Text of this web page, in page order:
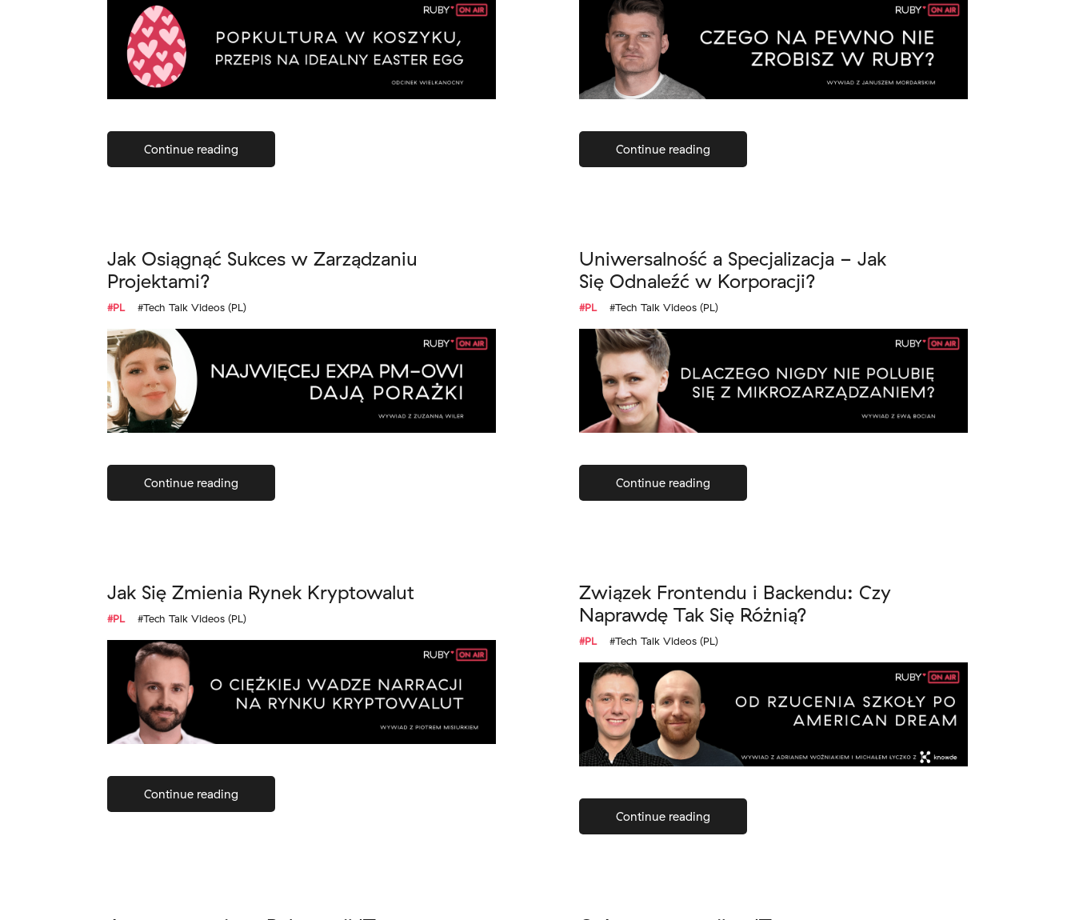
Continue reading Continue reading
Jak Osiągnąć Sukces w Zarządzaniu
Projektami?
#PL #Tech Talk Videos (PL)
Continue reading
Uniwersalność a Specjalizacja - Jak
Się Odnaleźć w Korporacji?
#PL #Tech Talk Videos (PL)
Continue reading
Jak Się Zmienia Rynek Kryptowalut
#PL #Tech Talk Videos (PL)
Continue reading
Związek Frontendu i Backendu: Czy
Naprawdę Tak Się Różnią?
#PL #Tech Talk Videos (PL)
Continue reading